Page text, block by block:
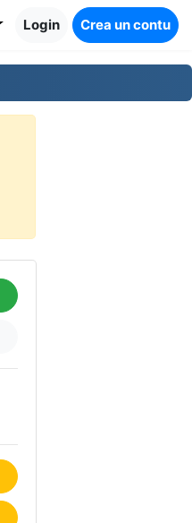
Login Crea un contu